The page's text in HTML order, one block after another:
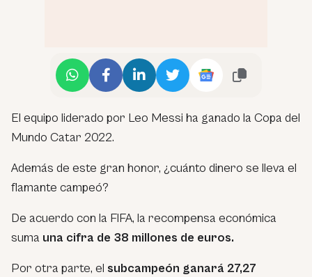
El equipo liderado por Leo Messi ha ganado la Copa del
Mundo Catar 2022.
Además de este gran honor, ¿cuánto dinero se lleva el
flamante campeó?
De acuerdo con la FIFA, la recompensa económica
suma una cifra de 38 millones de euros.
Por otra parte, el subcampeón ganará 27,27